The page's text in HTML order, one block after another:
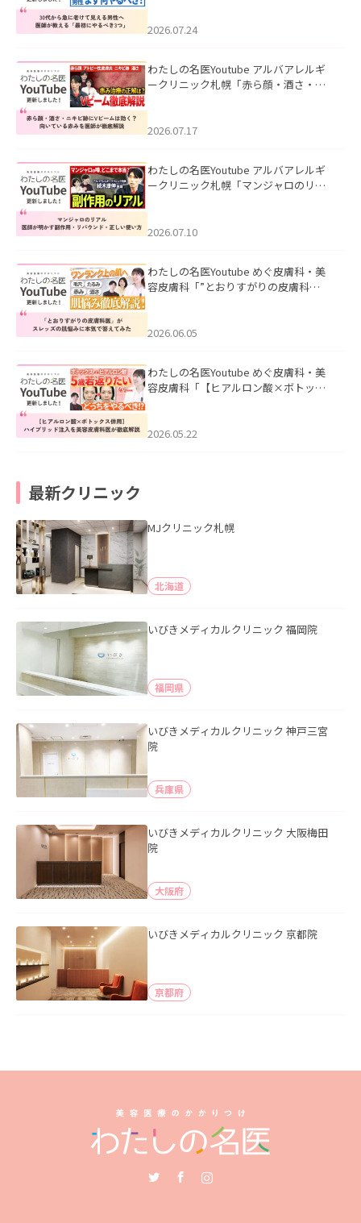
た。
2026.07.24
わたしの名医Youtube アルバアレルギ
ークリニック札幌「赤ら顔・酒さ・ニ
した。
2026.07.17
わたしの名医Youtube アルバアレルギ
ークリニック札幌「マンジャロのリア
た。
2026.07.10
わたしの名医Youtube めぐ皮膚科・美
容皮膚科「”とおりすがりの皮膚科
2026.06.05
わたしの名医Youtube めぐ皮膚科・美
容皮膚科「【ヒアルロン酸×ボトック
た。
2026.05.22
最新クリニック
MJクリニック札幌
北海道
いびきメディカルクリニック 福岡院
福岡県
いびきメディカルクリニック 神戸三宮
院
兵庫県
いびきメディカルクリニック 大阪梅田
院
大阪府
いびきメディカルクリニック 京都院
京都府